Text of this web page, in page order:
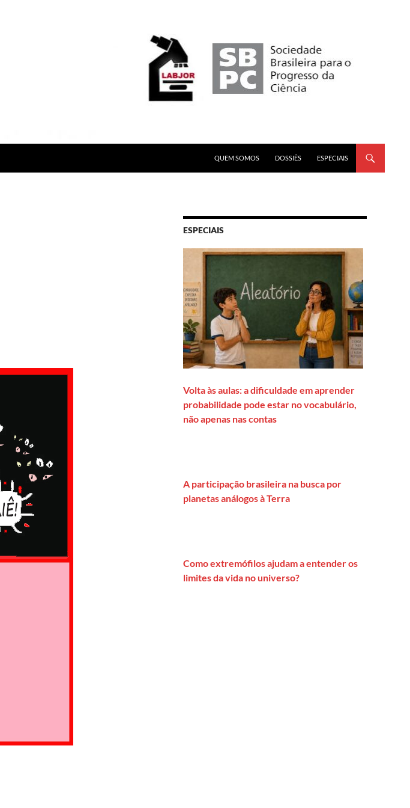
QUEM SOMOS
DOSSIÊS ESPECIAIS
ESPECIAIS
Volta às aulas: a dificuldade em aprender
probabilidade pode estar no vocabulário,
não apenas nas contas
A participação brasileira na busca por
planetas análogos à Terra
Como extremófilos ajudam a entender os
limites da vida no universo?